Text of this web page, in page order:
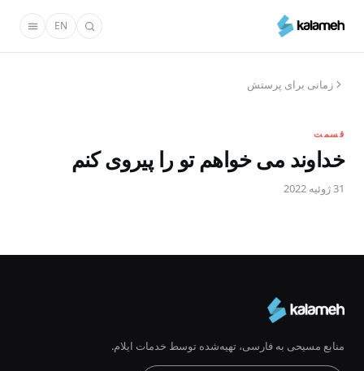
محتوای
EN
زمانی برای پرستش
قسمت
خداوند می خواهم تو را پیروی کنم
31 ژوئیه 2022
منابع مسیحی به فارسی، تهیه‌شده توسط خدمات ایلام.